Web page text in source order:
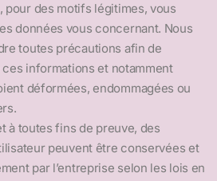
pour des motifs légitimes, vous
données vous concernant. Nous
toutes précautions afin de
informations et notamment
déformées, endommagées ou
à toutes fins de preuve, des
peuvent être conservées et
par l’entreprise selon les lois en